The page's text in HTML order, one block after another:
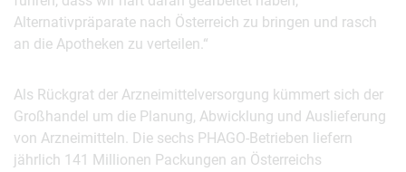
Alternativpräparate nach Österreich zu bringen und rasch
an die Apotheken zu verteilen.“
Als Rückgrat der Arzneimittelversorgung kümmert sich der
Großhandel um die Planung, Abwicklung und Auslieferung
von Arzneimitteln. Die sechs PHAGO-Betrieben liefern
jährlich 141 Millionen Packungen an Österreichs